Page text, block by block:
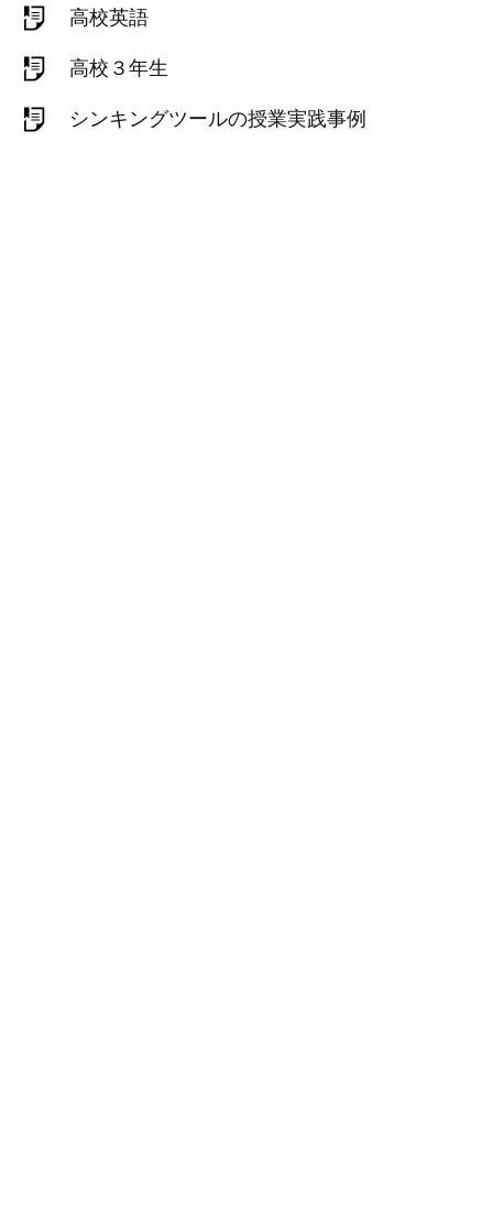
高校英語
高校３年生
シンキングツールの授業実践事例